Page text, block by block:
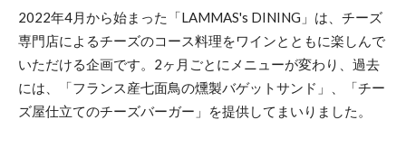
2022年4月から始まった「LAMMAS's DINING」は、チーズ
専門店によるチーズのコース料理をワインとともに楽しんで
いただける企画です。2ヶ月ごとにメニューが変わり、過去
には、「フランス産七面鳥の燻製バゲットサンド」、「チー
ズ屋仕立てのチーズバーガー」を提供してまいりました。